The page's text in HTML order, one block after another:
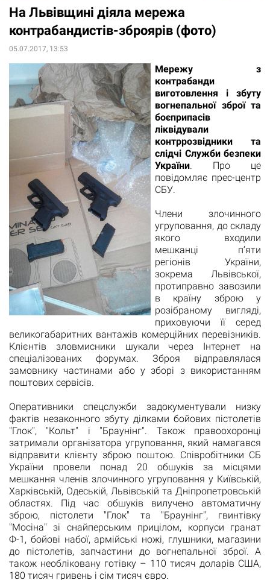
На Львівщині діяла мережа
контрабандистів-зброярів (фото)
05.07.2017, 13:53
Мережу з
контрабанди
виготовлення і збуту
вогнепальної зброї та
боєприпасів
ліквідували
контррозвідники та
слідчі Служби безпеки
України. Про це
повідомляє прес-центр
СБУ.
Члени злочинного
угруповання, до складу
якого входили
мешканці п’яти
регіонів України,
зокрема Львівської,
протиправно завозили
в країну зброю у
розібраному вигляді,
приховуючи її серед
великогабаритних вантажів комерційних перевізників.
Клієнтів зловмисники шукали через Інтернет на
спеціалізованих форумах. Зброя відправлялася
замовнику частинами або у зборі з використанням
поштових сервісів.
Оперативники спецслужби задокументували низку
фактів незаконного збуту ділками бойових пістолетів
"Глок", "Кольт" і "Браунінг". Також правоохоронці
затримали організатора угруповання, який намагався
відправити клієнту зброю поштою. Співробітники СБ
України провели понад 20 обшуків за місцями
мешкання членів злочинного угруповання у Київській,
Харківській, Одеській, Львівській та Дніпропетровській
областях. Під час обшуків вилучено автоматичну
зброю, пістолети "Глок" та "Браунінг", гвинтівку
"Мосіна" зі снайперським прицілом, корпуси гранат
Ф-1, бойові набої, армійські ножі, глушники, магазини
до пістолетів, запчастини до вогнепальної зброї. А
також необліковану готівку – 110 тисяч доларів США,
180 тисяч гривень і сім тисяч євро.